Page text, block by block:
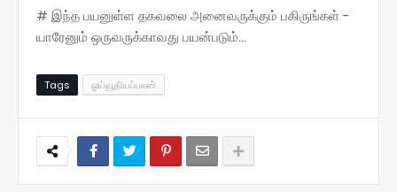
# இந்த பயனுள்ள தகவலை அனைவருக்கும் பகிருங்கள் -
யாரேனும் ஒருவருக்காவது பயன்படும்...
Tags ஓய்வூதியப்பலன்